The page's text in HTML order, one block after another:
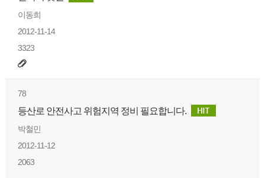
이동희
2012-11-14
3323
78
등산로 안전사고 위험지역 정비 필요합니다.
박철민
2012-11-12
2063